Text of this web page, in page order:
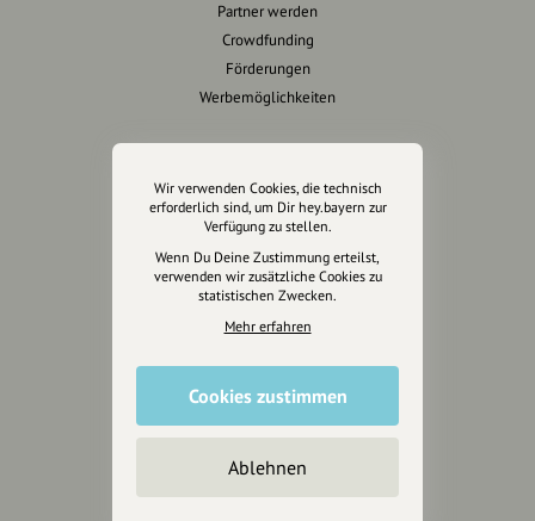
Partner werden
Crowdfunding
Förderungen
Werbemöglichkeiten
Impressum
Datenschutz
AGB
Cookies zurücksetzen
Mediakit
Wir verwenden Cookies, die technisch
erforderlich sind, um Dir hey.bayern zur
Verfügung zu stellen.
Wenn Du Deine Zustimmung erteilst,
verwenden wir zusätzliche Cookies zu
statistischen Zwecken.
Mehr erfahren
Cookies zustimmen
Ablehnen